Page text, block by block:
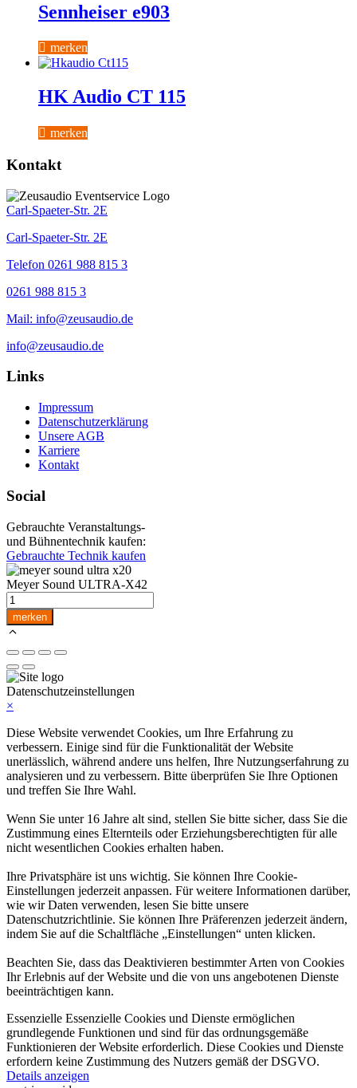
Sennheiser e903
merken
HK Audio CT 115
merken
Kontakt
Carl-Spaeter-Str. 2E
Carl-Spaeter-Str. 2E
Telefon 0261 988 815 3
0261 988 815 3
Mail: info@zeusaudio.de
info@zeusaudio.de
Links
Impressum
Datenschutzerklärung
Unsere AGB
Karriere
Kontakt
Social
Gebrauchte Veranstaltungs-
und Bühnentechnik kaufen:
Gebrauchte Technik kaufen
Meyer Sound ULTRA-X42
Meyer
Sound
ULTRA-
Menge
merken
Datenschutzeinstellungen
×
Diese Website verwendet Cookies, um Ihre Erfahrung zu
verbessern. Einige sind für die Funktionalität der Website
unerlässlich, während andere uns helfen, Ihre Nutzungserfahrung zu
analysieren und zu verbessern. Bitte überprüfen Sie Ihre Optionen
und treffen Sie Ihre Wahl.
Wenn Sie unter 16 Jahre alt sind, stellen Sie bitte sicher, dass Sie die
Zustimmung eines Elternteils oder Erziehungsberechtigten für alle
nicht wesentlichen Cookies erhalten haben.
Ihre Privatsphäre ist uns wichtig. Sie können Ihre Cookie-
Einstellungen jederzeit anpassen. Für weitere Informationen darüber,
wie wir Daten verwenden, lesen Sie bitte unsere
Datenschutzrichtlinie. Sie können Ihre Präferenzen jederzeit ändern,
indem Sie auf die Schaltfläche „Einstellungen“ unten klicken.
Beachten Sie, dass das Deaktivieren bestimmter Arten von Cookies
Ihr Erlebnis auf der Website und die von uns angebotenen Dienste
beeinträchtigen kann.
Essenzielle Essenzielle Cookies und Dienste ermöglichen
grundlegende Funktionen und sind für das ordnungsgemäße
Funktionieren der Website erforderlich. Diese Cookies und Dienste
erfordern keine Zustimmung des Nutzers gemäß der DSGVO.
Details anzeigen